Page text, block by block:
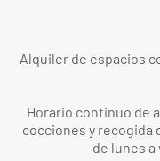
Alquiler de espacios
Horario continuo de
cocciones y recogida
de lunes a